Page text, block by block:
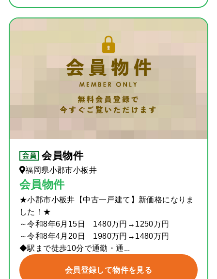
会員物件
福岡県小郡市小板井
会員物件
★小郡市小板井【中古一戸建て】新価格になりま
した！★
～令和8年6月15日 1480万円→1250万円
～令和8年4月20日 1980万円→1480万円
◆駅まで徒歩10分で通勤・通...
会員登録して物件を見る